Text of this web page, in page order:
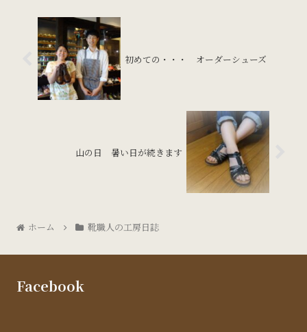
初めての・・・ オーダーシューズ
山の日 暑い日が続きます
ホーム 靴職人の工房日誌
Facebook